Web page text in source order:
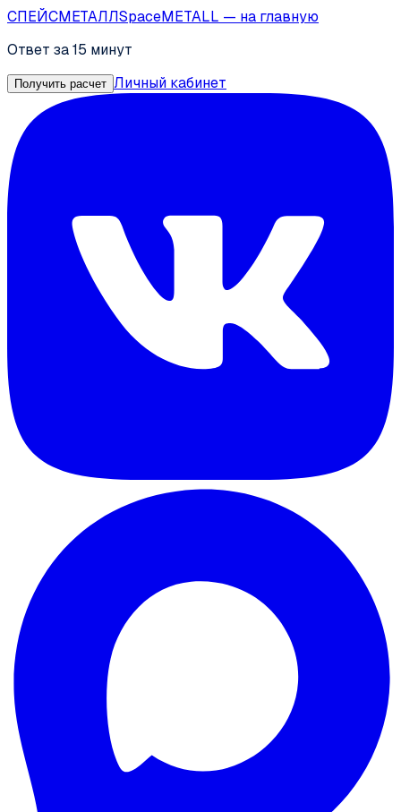
СПЕЙСМЕТАЛЛSpaceMETALL — на главную
Ответ за 15 минут
Получить расчет Личный кабинет